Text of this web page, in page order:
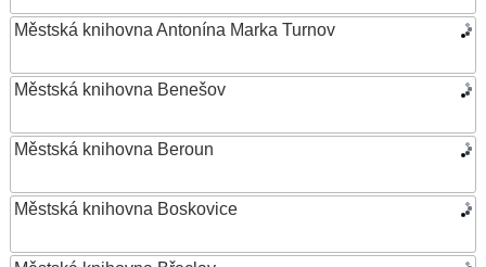
Městská knihovna Antonína Marka Turnov
Městská knihovna Benešov
Městská knihovna Beroun
Městská knihovna Boskovice